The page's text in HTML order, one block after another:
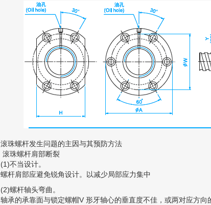
滚珠螺杆发生问题的主因与其预防方法
滚珠螺杆肩部断裂
(1)不当设计。
螺杆肩部应避免锐角设计。以减少局部应力集中
(2)螺杆轴头弯曲。
轴承的承靠面与锁定螺帽V 形牙轴心的垂直度不佳，或两对应方